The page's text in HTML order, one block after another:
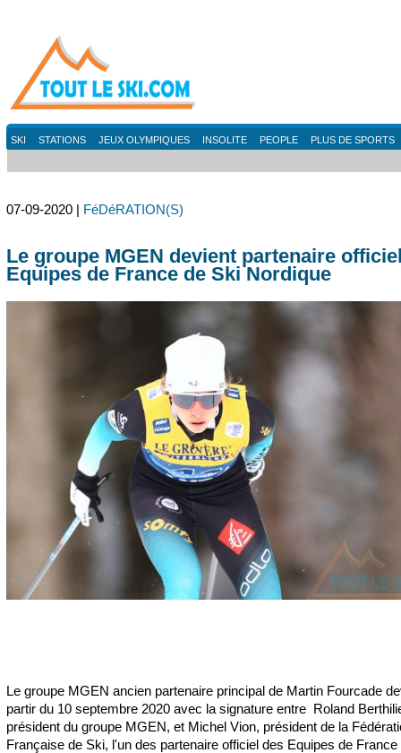
SKI STATIONS JEUX OLYMPIQUES INSOLITE PEOPLE PLUS DE SPORTS
07-09-2020 | FéDéRATION(S)
Le groupe MGEN devient partenaire
Equipes de France de Ski Nordique
Le groupe MGEN ancien partenaire principal de Martin Fourcade
partir du 10 septembre 2020 avec la signature entre Roland
président du groupe MGEN, et Michel Vion, président de la
Française de Ski, l'un des partenaire officiel des Equipes de France